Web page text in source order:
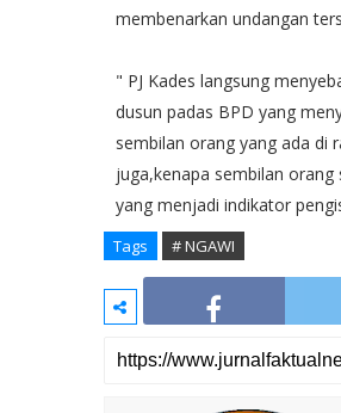
membenarkan undangan
" PJ Kades langsung
dusun padas BPD yang
sembilan orang yang ada di
juga,kenapa sembilan
yang menjadi indikator
Tags # NGAWI